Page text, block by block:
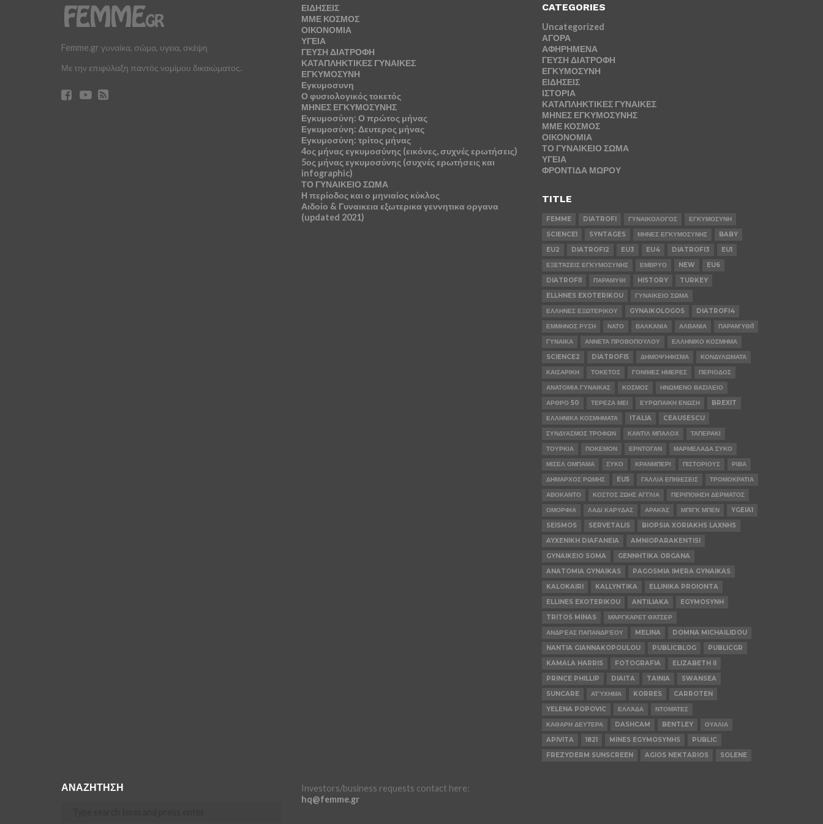
Femme.gr γυναίκα, σώμα, υγεια, σκέψη
Με την επιφύλαξη παντός νομίμου δικαιώματος.
ΕΙΔΗΣΕΙΣ
ΜΜΕ ΚΟΣΜΟΣ
ΟΙΚΟΝΟΜΙΑ
ΥΓΕΙΑ
ΓΕΥΣΗ ΔΙΑΤΡΟΦΗ
ΚΑΤΑΠΛΗΚΤΙΚΕΣ ΓΥΝΑΙΚΕΣ
ΕΓΚΥΜΟΣΥΝΗ
Εγκυμοσυνη
Ο φυσιολογικός τοκετός
ΜΗΝΕΣ ΕΓΚΥΜΟΣΥΝΗΣ
Εγκυμοσύνη: Ο πρώτος μήνας
Εγκυμοσύνη: Δευτερος μήνας
Εγκυμοσύνη: τρίτος μήνας
4ος μήνας εγκυμοσύνης (εικόνες, συχνές ερωτήσεις)
5ος μήνας εγκυμοσύνης (συχνές ερωτήσεις και
infographic)
ΤΟ ΓΥΝΑΙΚΕΙΟ ΣΩΜΑ
Η περίοδος και ο μηνιαίος κύκλος
Αιδοίο & Γυναικεια εξωτερικα γεννητικα οργανα
(updated 2021)
CATEGORIES
Uncategorized
ΑΓΟΡΑ
ΑΦΗΡΗΜΕΝΑ
ΓΕΥΣΗ ΔΙΑΤΡΟΦΗ
ΕΓΚΥΜΟΣΥΝΗ
ΕΙΔΗΣΕΙΣ
ΙΣΤΟΡΙΑ
ΚΑΤΑΠΛΗΚΤΙΚΕΣ ΓΥΝΑΙΚΕΣ
ΜΗΝΕΣ ΕΓΚΥΜΟΣΥΝΗΣ
ΜΜΕ ΚΟΣΜΟΣ
ΟΙΚΟΝΟΜΙΑ
ΤΟ ΓΥΝΑΙΚΕΙΟ ΣΩΜΑ
ΥΓΕΙΑ
ΦΡΟΝΤΙΔΑ ΜΩΡΟΥ
TITLE
FEMME DIATROFI ΓΥΝΑΙΚΟΛΟΓΟΣ
ΕΓΚΥΜΟΣΥΝΗ
SCIENCE1
SYNTAGES ΜΗΝΕΣ ΕΓΚΥΜΟΣΥΝΗΣ
BABY
EU2
DIATROFI2 EU3 EU4 DIATROFI3
EU1
ΕΞΕΤΆΣΕΙΣ ΕΓΚΥΜΟΣΥΝΗΣ
ΕΜΒΡΥΟ NEW
EU6
DIATROFI1
ΠΑΡΑΜΥΘΙ HISTORY
TURKEY
ELLHNES EXOTERIKOU
ΓΥΝΑΙΚΕΙΟ ΣΩΜΑ
ΕΛΛΗΝΕΣ ΕΞΩΤΕΡΙΚΟΥ
GYNAIKOLOGOS
DIATROFI4
ΕΜΜΗΝΟΣ ΡΥΣΗ
ΝΑΤΟ ΒΑΛΚΑΝΙΑ ΑΛΒΑΝΙΑ
ΠΑΡΑΜΎΘΙ1
ΓΥΝΑΙΚΑ
ΑΝΝΕΤΑ ΠΡΟΒΟΠΟΥΛΟΥ
ΕΛΛΗΝΙΚΟ ΚΟΣΜΗΜΑ
SCIENCE2
DIATROFI5 ΔΗΜΟΨΉΦΙΣΜΑ
ΚΟΝΔΥΛΩΜΑΤΑ
ΚΑΙΣΑΡΙΚΗ
ΤΟΚΕΤΟΣ ΓΟΝΙΜΕΣ ΗΜΕΡΕΣ
ΠΕΡΙΟΔΟΣ
ΑΝΑΤΟΜΙΑ ΓΥΝΑΙΚΑΣ
ΚΟΣΜΟΣ
ΗΝΩΜΕΝΟ ΒΑΣΙΛΕΙΟ
ΑΡΘΡΟ 50
ΤΕΡΕΖΑ ΜΕΙ ΕΥΡΩΠΑΙΚΗ ΕΝΩΣΗ
BREXIT
ΕΛΛΗΝΙΚΑ ΚΟΣΜΗΜΑΤΑ
ITALIA
CEAUSESCU
ΣΥΝΔΥΑΣΜΟΣ ΤΡΟΦΩΝ
ΚΑΝΤΙΛ ΜΠΑΛΟΧ
ΤΑΠΕΡΑΚΙ
ΤΟΥΡΚΙΑ
ΠΟΚΕΜΟΝ ΕΡΝΤΟΓΑΝ
ΜΑΡΜΕΛΑΔΑ ΣΥΚΟ
ΜΙΣΕΛ ΟΜΠΑΜΑ
ΣΥΚΟ ΚΡΑΝΜΠΕΡΙ ΠΙΣΤΟΡΙΟΥΣ
ΡΙΒΑ
ΔΗΜΑΡΧΟΣ ΡΩΜΗΣ
EU5 ΓΑΛΛΙΑ ΕΠΙΘΕΣΕΙΣ
ΤΡΟΜΟΚΡΑΤΙΑ
ΑΒΟΚΑΝΤΟ
ΚΟΣΤΟΣ ΖΩΗΣ ΑΓΓΛΙΑ
ΠΕΡΙΠΟΙΗΣΗ ΔΕΡΜΑΤΟΣ
ΟΜΟΡΦΙΑ
ΛΑΔΙ ΚΑΡΥΔΑΣ ΑΡΑΚΆΣ ΜΠΙΓΚ ΜΠΕΝ
YGEIA1
SEISMOS
SERVETALIS
BIOPSIA XORIAKHS LAXNHS
AYXENIKH DIAFANEIA
AMNIOPARAKENTISI
GYNAIKEIO SOMA
GENNHTIKA ORGANA
ANATOMIA GYNAIKAS
PAGOSMIA IMERA GYNAIKAS
KALOKAIRI
KALLYNTIKA
ELLINIKA PROIONTA
ELLINES EXOTERIKOU
ANTILIAKA
EGYMOSYNH
TRITOS MINAS
ΜΆΡΓΚΑΡΕΤ ΘΆΤΣΕΡ
ΑΝΔΡΈΑΣ ΠΑΠΑΝΔΡΈΟΥ
MELINA
DOMNA MICHAILIDOU
NANTIA GIANNAKOPOULOU
PUBLICBLOG
PUBLICGR
KAMALA HARRIS
FOTOGRAFIA
ELIZABETH II
PRINCE PHILLIP
DIAITA TAINIA
SWANSEA
SUNCARE
ΑΤΎΧΗΜΑ KORRES
CARROTEN
YELENA POPOVIC
ΕΛΛΆΔΑ
ΝΤΟΜΆΤΕΣ
ΚΑΘΑΡΗ ΔΕΥΤΕΡΑ
DASHCAM BENTLEY
ΟΥΑΛΙΑ
APIVITA
1821 MINES EGYMOSYNHS
PUBLIC
FREZYDERM SUNSCREEN
AGIOS NEKTARIOS SOLENE
ΑΝΑΖΗΤΗΣΗ
Investors/business requests contact here:
hq@femme.gr